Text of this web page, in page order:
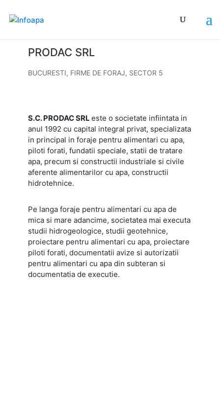
PRODAC SRL
BUCURESTI, FIRME DE FORAJ, SECTOR 5
S.C. PRODAC SRL este o societate infiintata in
anul 1992 cu capital integral privat, specializata
in principal in foraje pentru alimentari cu apa,
piloti forati, fundatii speciale, statii de tratare
apa, precum si constructii industriale si civile
aferente alimentarilor cu apa, constructii
hidrotehnice.
Pe langa foraje pentru alimentari cu apa de
mica si mare adancime, societatea mai executa
studii hidrogeologice, studii geotehnice,
proiectare pentru alimentari cu apa, proiectare
piloti forati, documentatii avize si autorizatii
pentru alimentari cu apa din subteran si
documentatia de executie.